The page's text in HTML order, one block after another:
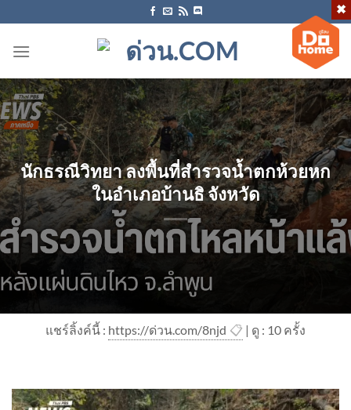
ไป
นักธรณีวิทยา ลงพื้นที่สำรวจน้ำตกห้วยหก
ในอำเภอบ้านธิ จังหวัด
แชร์ลิ้งค์นี้ : https://ด่วน.com/8njd 📋 | ดู : 10 ครั้ง